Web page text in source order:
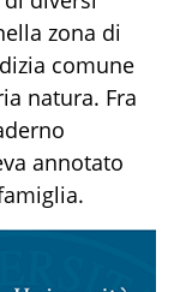
zona di
comune
natura. Fra
annotato